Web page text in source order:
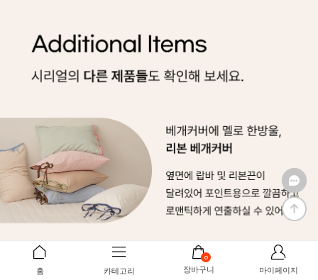
홈 카테고리
0
장바구니 마이페이지